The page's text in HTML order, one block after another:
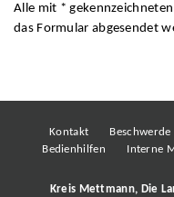
Alle mit *
das Formular abgesendet
Kontakt Beschwerde
Bedienhilfen
Interne
Kreis Mettmann, Die